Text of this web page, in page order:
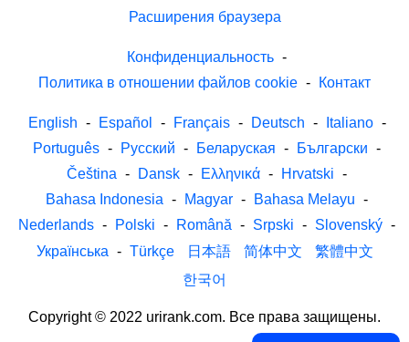
Расширения браузера
Конфиденциальность -
Политика в отношении файлов cookie - Контакт
English - Español - Français - Deutsch - Italiano -
Português - Русский - Беларуская - Български -
Čeština - Dansk - Ελληνικά - Hrvatski -
Bahasa Indonesia - Magyar - Bahasa Melayu -
Nederlands - Polski - Română - Srpski - Slovenský -
Українська - Türkçe 日本語 简体中文
繁體中文
한국어
Copyright © 2022 urirank.com. Все права защищены.